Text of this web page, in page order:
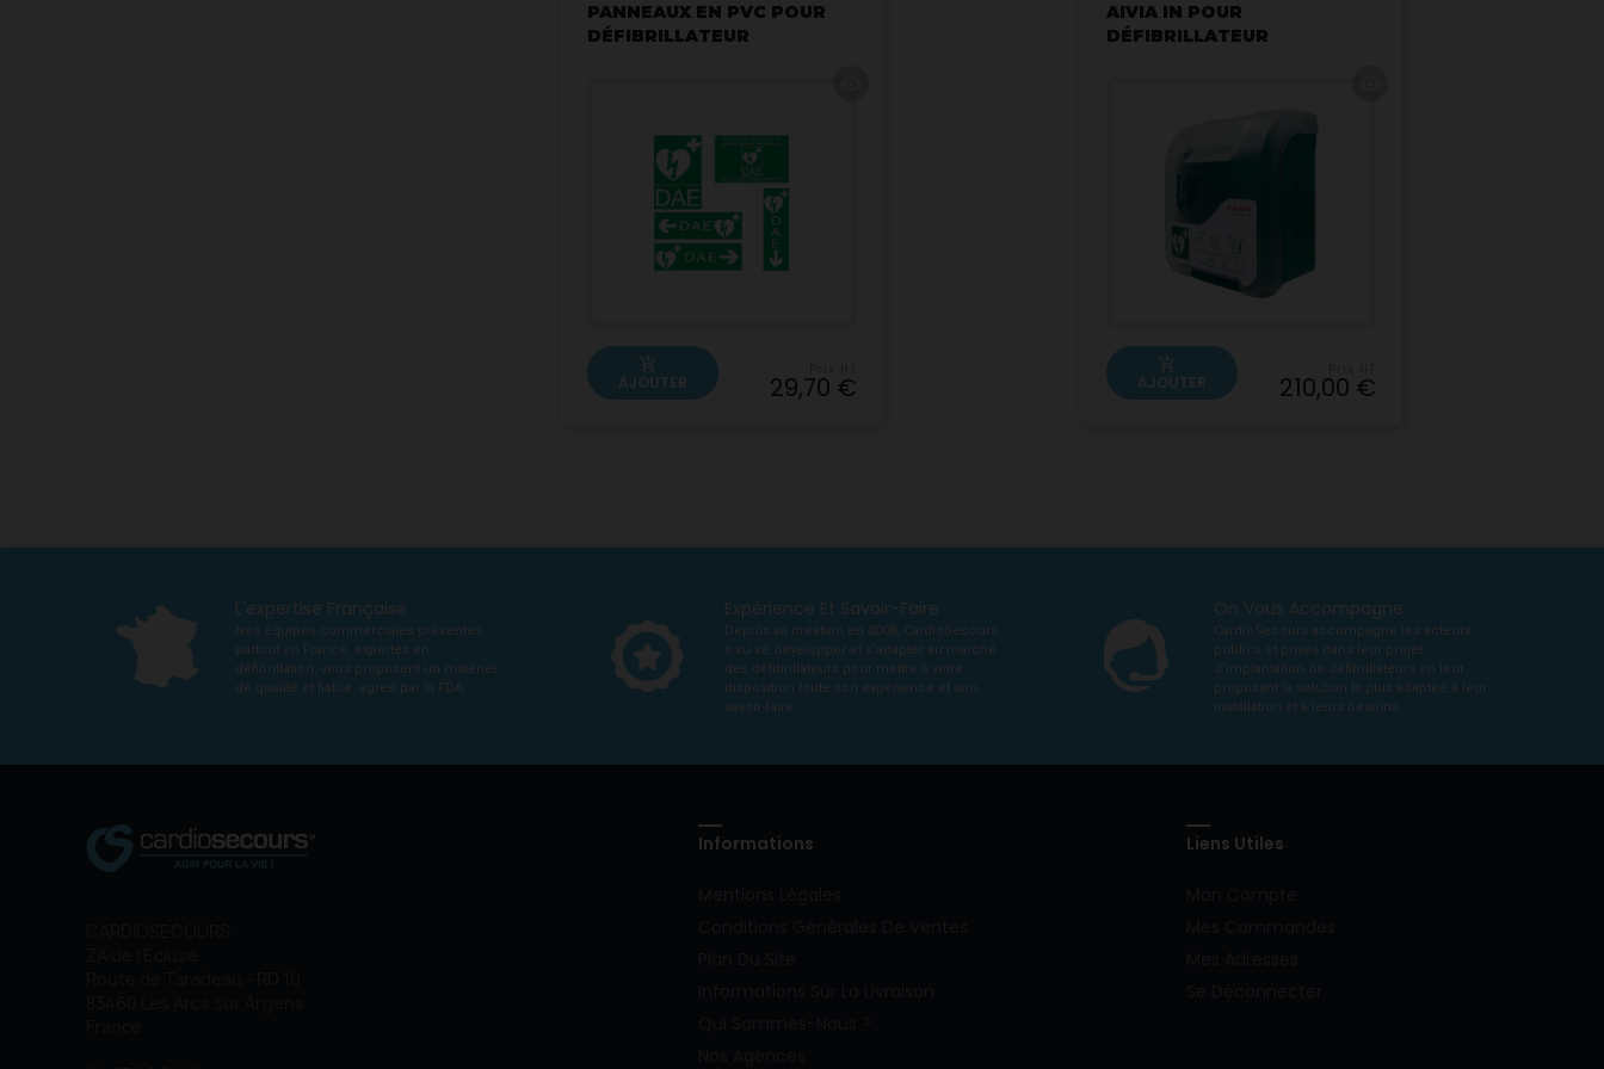
PANNEAUX EN PVC POUR
DÉFIBRILLATEUR
add_shopping_cart
AJOUTER 29,70 €
AIVIA IN POUR
DÉFIBRILLATEUR
add_shopping_cart
AJOUTER 210,00 €
L'expertise Française
Nos équipes commerciales présentes
partout en France, expertes en
défibrillation, vous proposent un matériel
de qualité et fiable, agréé par la FDA.
Expérience Et Savoir-Faire
Depuis sa création en 2008, CardioSecours
a su se développer et s’adapter au marché
des défibrillateurs pour mettre à votre
disposition toute son expérience et son
savoir-faire.
On Vous Accompagne
CardioSecours accompagne les acteurs
publics et privés dans leur projet
d’implantation de défibrillateurs en leur
proposant la solution la plus adaptée à leur
installation et à leurs besoins.
Informations Liens Utiles